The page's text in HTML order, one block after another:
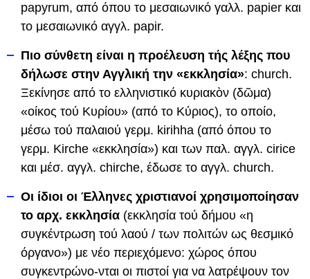
papyrum, από όπου το μεσαιωνικό γαλλ. papier και
το μεσαιωνικό αγγλ. papir.
Πιo σύνθετη είναι η προέλευση τής λέξης που
δήλωσε στην Αγγλική την «εκκλησία»: church.
Ξεκίνησε από το ελληνιστικό κυριακὸν (δῶμα)
«οίκος τού Κυρίου» (από το Κύριος), το οποίο,
μέσω τού παλαιού γερμ. kirihha (από όπου το
γερμ. Kirche «εκκλησία») και των παλ. αγγλ. cirice
και μέσ. αγγλ. chirche, έδωσε το αγγλ. church.
Οι ίδιοι οι Έλληνες χριστιανοί χρησιμοποίησαν
το αρχ. εκκλησία (εκκλησία τού δήμου «η
συγκέντρωση τού λαού / των πολιτών ως θεσμικό
όργανο») με νέο περιεχόμενο: χώρος όπου
συγκεντρώνο-νται οι πιστοί για να λατρέψουν τον